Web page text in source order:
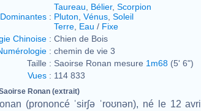
Dominantes :
Taureau Bélier, Scorpion
Pluton Vénus Soleil
Terre Eau / Fixe
Chinoise : Chien de Bois
: chemin de vie 3
Taille : Saoirse Ronan mesure 1m68 (5' 6")
Vues : 114 833
Ronan (extrait)
(prononcé ˈsirʃə ˈroʊnən), né le 12